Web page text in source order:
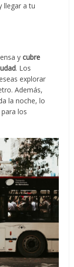
llegar a tu
ycubre
. Los
explorar
Además,
la noche, lo
los